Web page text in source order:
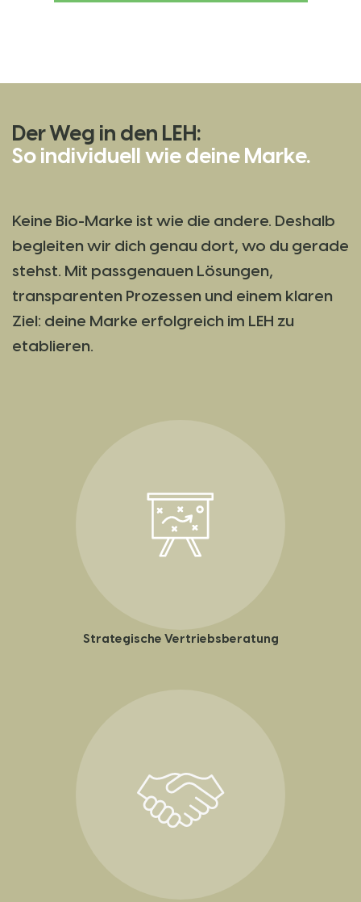
Der Weg in den LEH:
So individuell wie deine Marke.
Keine Bio-Marke ist wie die andere. Deshalb
begleiten wir dich genau dort, wo du gerade
stehst. Mit passgenauen Lösungen,
transparenten Prozessen und einem klaren
Ziel: deine Marke erfolgreich im LEH zu
etablieren.
Strategische Vertriebsberatung